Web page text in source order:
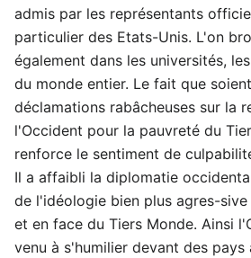
admis par les représentants
particulier des Etats-Unis. L'on
également dans les universités,
du monde entier. Le fait que
déclamations rabâcheuses sur la
l'Occident pour la pauvreté du
renforce le sentiment de
Il a affaibli la diplomatie
de l'idéologie bien plus agres-
et en face du Tiers Monde. Ainsi
venu à s'humilier devant des pays